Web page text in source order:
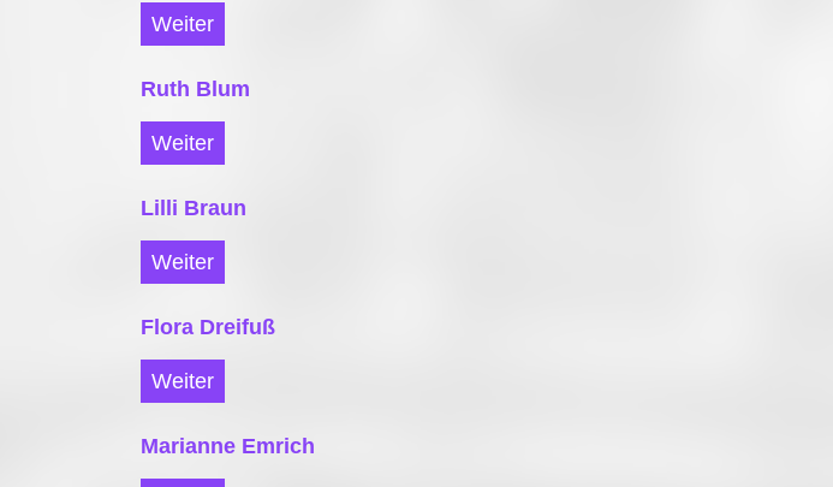
Weiter
Ruth Blum
Weiter
Lilli Braun
Weiter
Flora Dreifuß
Weiter
Marianne Emrich